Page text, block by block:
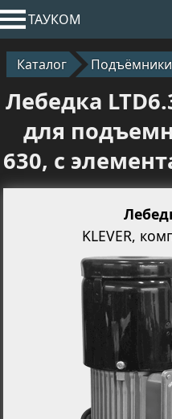
ТАУКОМ
Каталог Подъёмники
Лебедка
для
630, с
KLEVER,